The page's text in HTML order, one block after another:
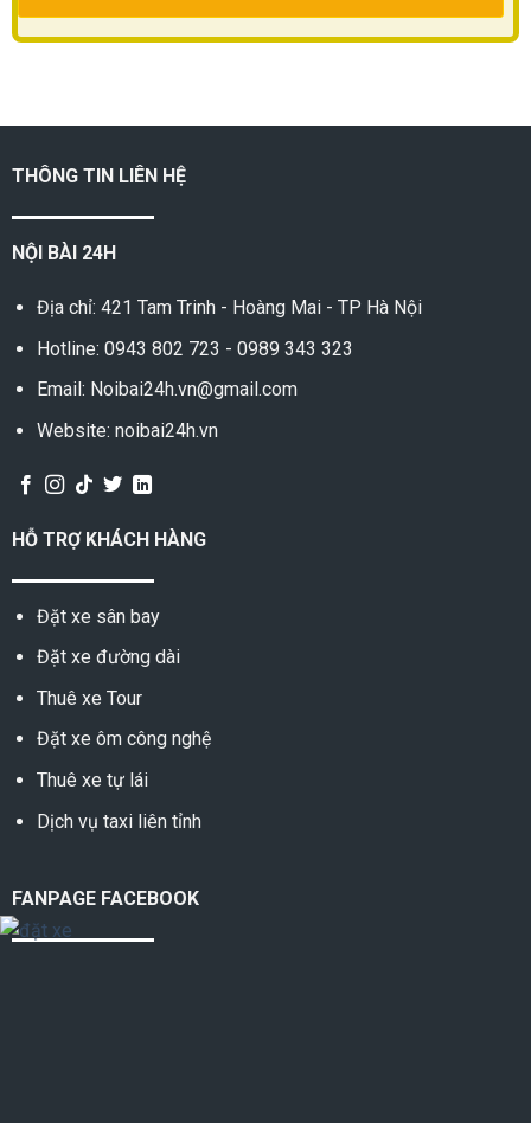
THÔNG TIN LIÊN HỆ
NỘI BÀI 24H
Địa chỉ: 421 Tam Trinh - Hoàng Mai - TP Hà Nội
Hotline: 0943 802 723 - 0989 343 323
Email: Noibai24h.vn@gmail.com
Website: noibai24h.vn
HỖ TRỢ KHÁCH HÀNG
Đặt xe sân bay
Đặt xe đường dài
Thuê xe Tour
Đặt xe ôm công nghệ
Thuê xe tự lái
Dịch vụ taxi liên tỉnh
FANPAGE FACEBOOK